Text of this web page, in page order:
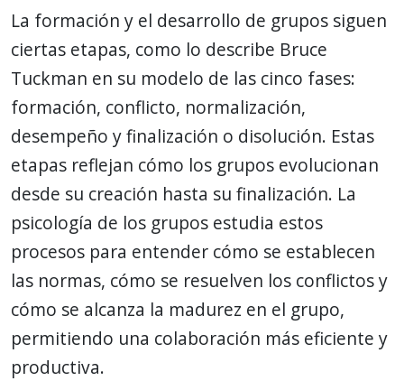
La formación y el desarrollo de grupos siguen
ciertas etapas, como lo describe Bruce
Tuckman en su modelo de las cinco fases:
formación, conflicto, normalización,
desempeño y finalización o disolución. Estas
etapas reflejan cómo los grupos evolucionan
desde su creación hasta su finalización. La
psicología de los grupos estudia estos
procesos para entender cómo se establecen
las normas, cómo se resuelven los conflictos y
cómo se alcanza la madurez en el grupo,
permitiendo una colaboración más eficiente y
productiva.